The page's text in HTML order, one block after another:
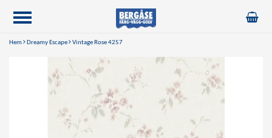
Hem Dreamy Escape Vintage Rose 4257